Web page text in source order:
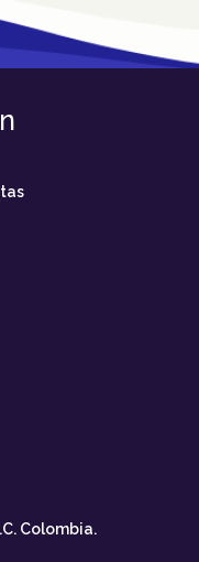
Colombia.